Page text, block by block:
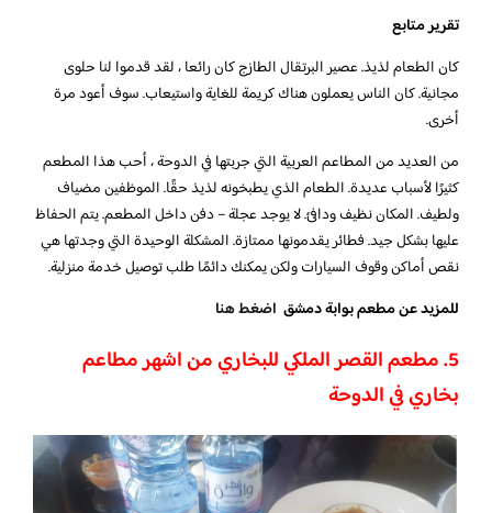
تقرير متابع
كان الطعام لذيذ. عصير البرتقال الطازج كان رائعا ، لقد قدموا لنا حلوى
مجانية. كان الناس يعملون هناك كريمة للغاية واستيعاب. سوف أعود مرة
أخرى.
من العديد من المطاعم العربية التي جربتها في الدوحة ، أحب هذا المطعم
كثيرًا لأسباب عديدة. الطعام الذي يطبخونه لذيذ حقًا. الموظفين مضياف
ولطيف. المكان نظيف ودافئ. لا يوجد عجلة – دفن داخل المطعم. يتم الحفاظ
عليها بشكل جيد. فطائر يقدمونها ممتازة. المشكلة الوحيدة التي وجدتها هي
نقص أماكن وقوف السيارات ولكن يمكنك دائمًا طلب توصيل خدمة منزلية.
للمزيد عن مطعم بوابة دمشق اضغط هنا
5. مطعم القصر الملكي للبخاري من اشهر مطاعم
بخاري في الدوحة